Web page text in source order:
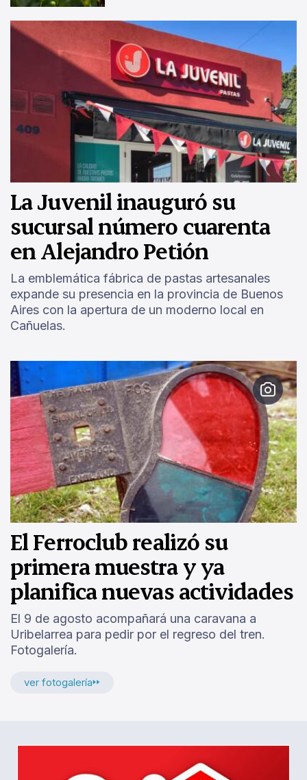
La Juvenil inauguró su
sucursal número cuarenta
en Alejandro Petión
La emblemática fábrica de pastas artesanales
expande su presencia en la provincia de Buenos
Aires con la apertura de un moderno local en
Cañuelas.
El Ferroclub realizó su
primera muestra y ya
planifica nuevas actividades
El 9 de agosto acompañará una caravana a
Uribelarrea para pedir por el regreso del tren.
Fotogalería.
ver fotogalería